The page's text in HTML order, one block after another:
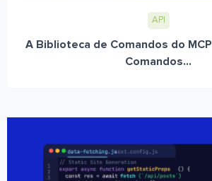
API
A Biblioteca de Comandos do
Comandos...